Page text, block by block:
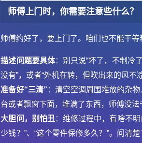
师傅上门时，你需要注意些什么？
师傅约好了，要上门了。咱们也不能干
描述问题要具体：别只说“坏了，不制冷
没有”，或者“外机在转，但吹出来的风不
准备好“三清” ：清空空调周围堆放的杂
台或者飘窗下面，堆满了东西，师傅没法
大胆问，别怕丑：维修过程中，有啥不
少钱？”、“这个零件保修多久？”。问清